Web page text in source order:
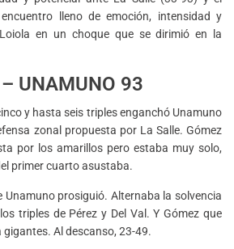
lleno de emoción, intensidad y
en un choque que se dirimió en la
UNAMUNO 93
y hasta seis triples enganchó Unamuno
zonal propuesta por La Salle. Gómez
por los amarillos pero estaba muy solo,
primer cuarto asustaba.
Unamuno prosiguió. Alternaba la solvencia
triples de Pérez y Del Val. Y Gómez que
Al descanso, 23-49.